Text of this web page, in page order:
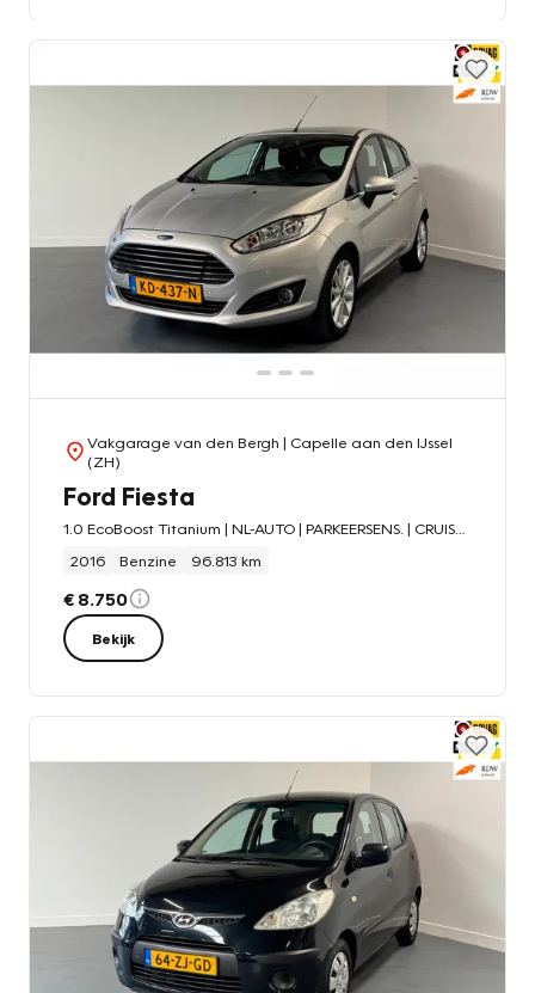
Vakgarage van den Bergh | Capelle aan den IJssel
(ZH)
Ford Fiesta
2016
Benzine 96.813 km
€ 8.750
Bekijk